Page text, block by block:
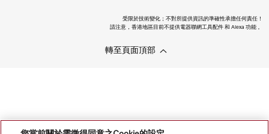
受限於技術變化；不對所提供資訊的準確性承擔任何責任！
請注意，香港地區目前不提供電器聯網工具配件 和 Alexa 功能 。
轉至頁面頂部